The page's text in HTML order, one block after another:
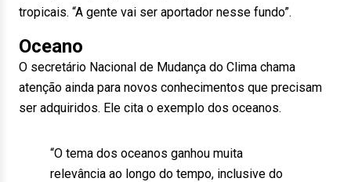
tropicais. “A gente vai ser aportador nesse fundo”.
Oceano
O secretário Nacional de Mudança do Clima chama
atenção ainda para novos conhecimentos que precisam
ser adquiridos. Ele cita o exemplo dos oceanos.
“O tema dos oceanos ganhou muita
relevância ao longo do tempo, inclusive do